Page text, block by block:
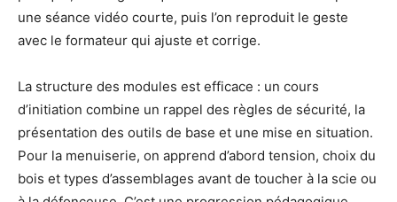
une séance vidéo courte, puis l’on reproduit le geste
avec le formateur qui ajuste et corrige.
La structure des modules est efficace : un cours
d’initiation combine un rappel des règles de sécurité, la
présentation des outils de base et une mise en situation.
Pour la menuiserie, on apprend d’abord tension, choix du
bois et types d’assemblages avant de toucher à la scie ou